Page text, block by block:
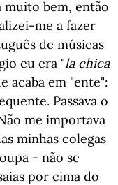
muito bem, então
me a fazer
de músicas
eu era "la chica
acaba em "ente":
Passava o
me importava
minhas colegas
- não se
por cima do